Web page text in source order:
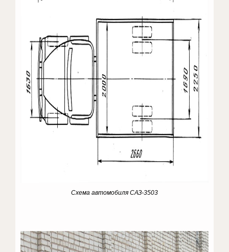
Схема автомобиля САЗ-3503